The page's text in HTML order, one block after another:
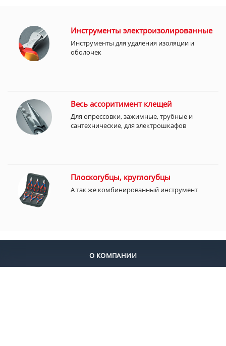
Инструменты электроизолированные
Инструменты для удаления изоляции и
оболочек
Весь ассоритимент клещей
Для опрессовки, зажимные, трубные и
сантехнические, для электрошкафов
Плоскогубцы, круглогубцы
А так же комбинированный инструмент
О КОМПАНИИ